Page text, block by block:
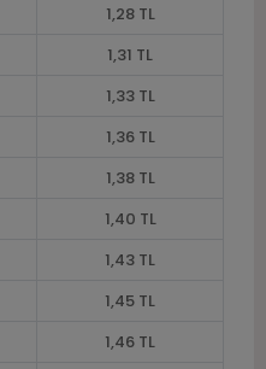
1,28 TL
1,31 TL
1,33 TL
1,36 TL
1,38 TL
1,40 TL
1,43 TL
1,45 TL
1,46 TL